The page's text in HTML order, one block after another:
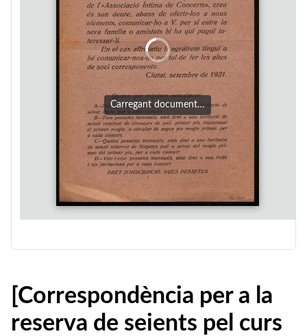
Carregant document…
[Correspondència per a la
reserva de seients pel curs